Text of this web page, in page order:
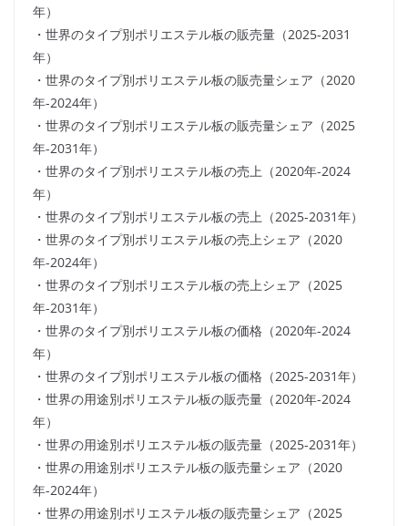
年）
・世界のタイプ別ポリエステル板の販売量（2025-2031
年）
・世界のタイプ別ポリエステル板の販売量シェア（2020
年-2024年）
・世界のタイプ別ポリエステル板の販売量シェア（2025
年-2031年）
・世界のタイプ別ポリエステル板の売上（2020年-2024
年）
・世界のタイプ別ポリエステル板の売上（2025-2031年）
・世界のタイプ別ポリエステル板の売上シェア（2020
年-2024年）
・世界のタイプ別ポリエステル板の売上シェア（2025
年-2031年）
・世界のタイプ別ポリエステル板の価格（2020年-2024
年）
・世界のタイプ別ポリエステル板の価格（2025-2031年）
・世界の用途別ポリエステル板の販売量（2020年-2024
年）
・世界の用途別ポリエステル板の販売量（2025-2031年）
・世界の用途別ポリエステル板の販売量シェア（2020
年-2024年）
・世界の用途別ポリエステル板の販売量シェア（2025